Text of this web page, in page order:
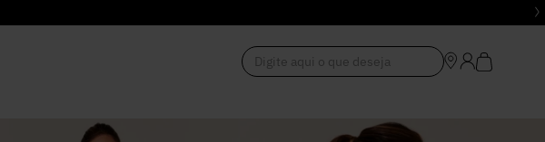
Digite aqui o que deseja